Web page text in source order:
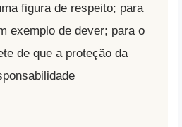
figura de respeito; para
exemplo de dever; para o
de que a proteção da